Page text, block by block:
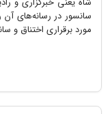
سانسور در رسانه‌های آن
مورد برقراری اختناق و